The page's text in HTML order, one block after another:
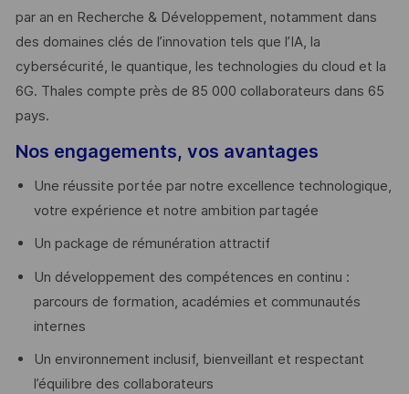
par an en Recherche & Développement, notamment dans
des domaines clés de l’innovation tels que l’IA, la
cybersécurité, le quantique, les technologies du cloud et la
6G. Thales compte près de 85 000 collaborateurs dans 65
pays. ​
Nos engagements, vos avantages
Une réussite portée par notre excellence technologique,
votre expérience et notre ambition partagée
Un package de rémunération attractif
Un développement des compétences en continu :
parcours de formation, académies et communautés
internes
Un environnement inclusif, bienveillant et respectant
l’équilibre des collaborateurs